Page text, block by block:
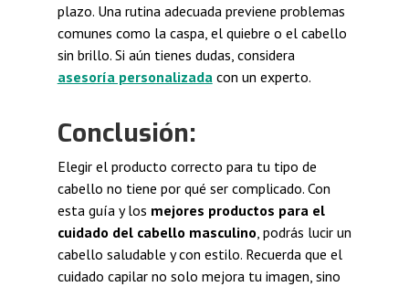
plazo. Una rutina adecuada previene problemas
comunes como la caspa, el quiebre o el cabello
sin brillo. Si aún tienes dudas, considera
asesoría personalizadacon un experto.
Conclusión:
Elegir el producto correcto para tu tipo de
cabello no tiene por qué ser complicado. Con
esta guía y los mejores productos para el
cuidado del cabello masculino, podrás lucir un
cabello saludable y con estilo. Recuerda que el
cuidado capilar no solo mejora tu imagen, sino